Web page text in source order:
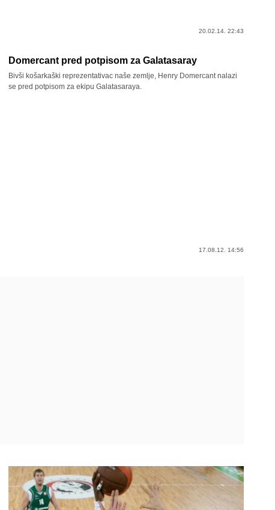
20.02.14. 22:43
Domercant pred potpisom za Galatasaray
Bivši košarkaški reprezentativac naše zemlje, Henry Domercant nalazi
se pred potpisom za ekipu Galatasaraya.
17.08.12. 14:56